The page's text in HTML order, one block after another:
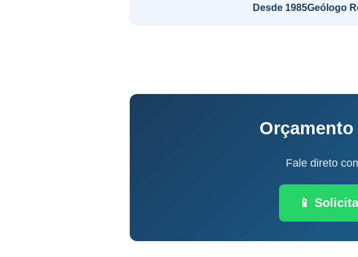
Desde 1985Geólogo
Fale direto
📱